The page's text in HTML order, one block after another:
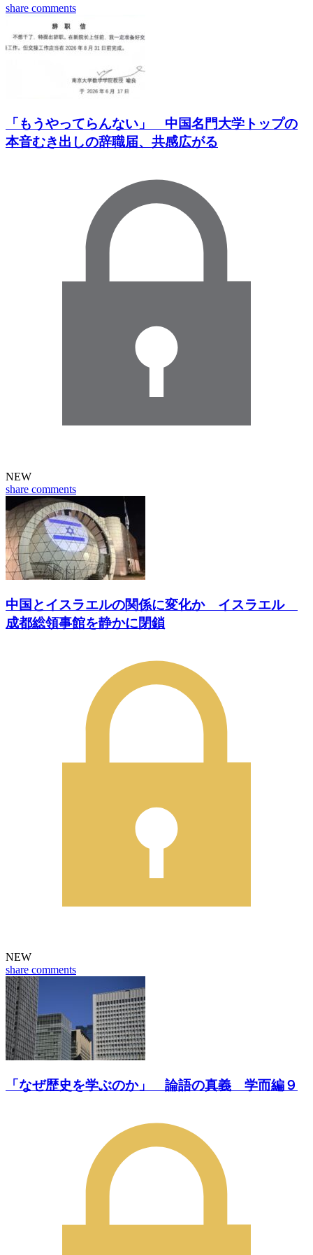
share comments
「もうやってらんない」 中国名門大学トップの
本音むき出しの辞職届、共感広がる
NEW
share comments
中国とイスラエルの関係に変化か イスラエル
成都総領事館を静かに閉鎖
NEW
share comments
「なぜ歴史を学ぶのか」 論語の真義 学而編９